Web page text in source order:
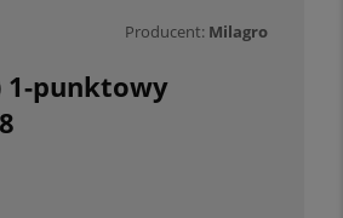
Producent: Milagro
1-punktowy